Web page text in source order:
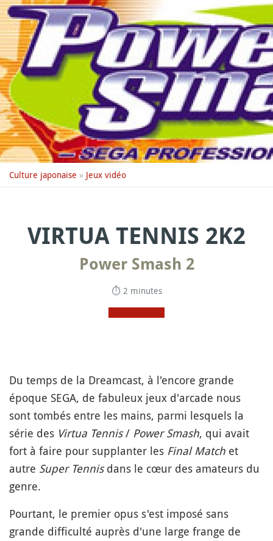
Culture japonaise » Jeux vidéo
VIRTUA TENNIS 2K2
Power Smash 2
⏱ 2 minutes
Du temps de la Dreamcast, à l'encore grande
époque SEGA, de fabuleux jeux d'arcade nous
sont tombés entre les mains, parmi lesquels la
série des Virtua Tennis/ Power Smash, qui avait
fort à faire pour supplanter les Final Match et
autre Super Tennisdans le cœur des amateurs du
genre.
Pourtant, le premier opus s'est imposé sans
grande difficulté auprès d'une large frange de